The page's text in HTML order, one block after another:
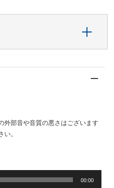
外部音や音質の悪さはございます
。
00:00